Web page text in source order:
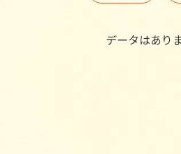
データはあり